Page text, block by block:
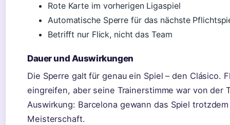
Rote Karte im vorherigen Ligaspiel
Automatische Sperre für das nächste
Betrifft nur Flick, nicht das Team
Dauer und Auswirkungen
Die Sperre galt für genau ein Spiel – den Clásico.
eingreifen, aber seine Trainerstimme war von der
Auswirkung: Barcelona gewann das Spiel
Meisterschaft.